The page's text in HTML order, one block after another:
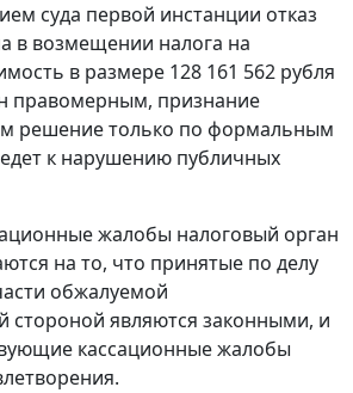
суда первой инстанции отказ
в возмещении налога на
в размере 128 161 562 рубля
правомерным, признание
решение только по формальным
к нарушению публичных
жалобы налоговый орган
на то, что принятые по делу
обжалуемой
стороной являются законными, и
кассационные жалобы